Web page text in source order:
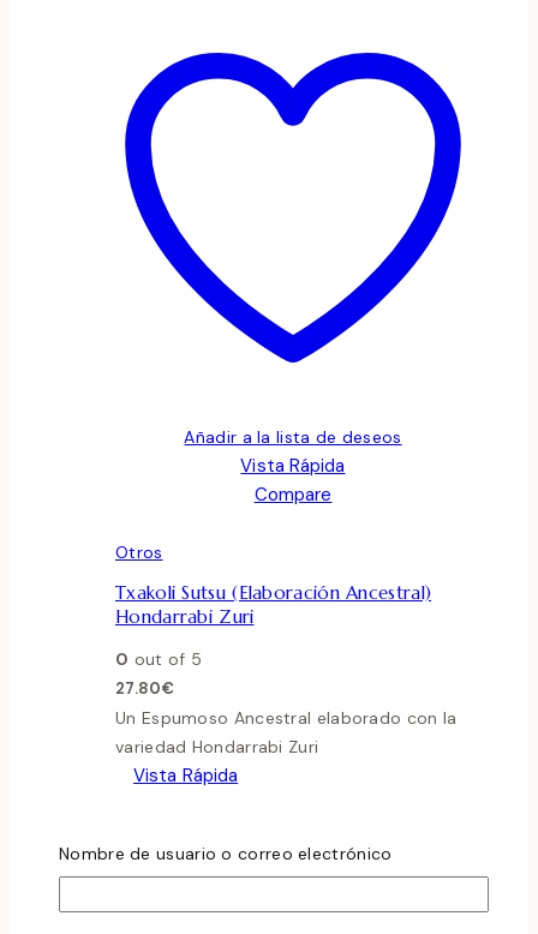
Añadir a la lista de deseos
Vista Rápida
Compare
Otros
Txakoli Sutsu (Elaboración Ancestral)
Hondarrabi Zuri
0 out of 5
27.80€
Un Espumoso Ancestral elaborado con la
variedad Hondarrabi Zuri
Vista Rápida
Añadir Al Carrito
Nombre de usuario o correo electrónico